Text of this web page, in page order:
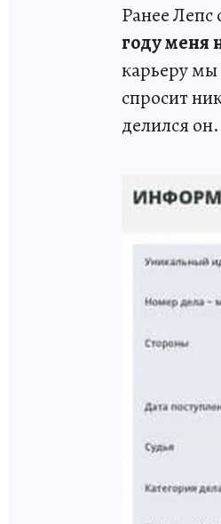
Ранее Лепс
году меня
карьеру
спросит
делился он.